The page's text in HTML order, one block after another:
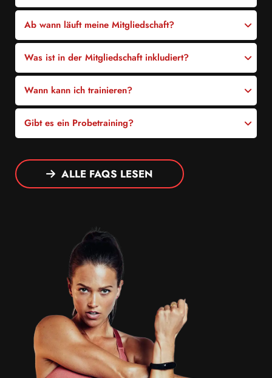
Ab wann läuft meine Mitgliedschaft?
Was ist in der Mitgliedschaft inkludiert?
Wann kann ich trainieren?
Gibt es ein Probetraining?
ALLE FAQS LESEN